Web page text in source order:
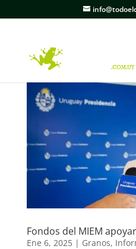
Fondos del MIEM
Ene 6, 2025| Granos,